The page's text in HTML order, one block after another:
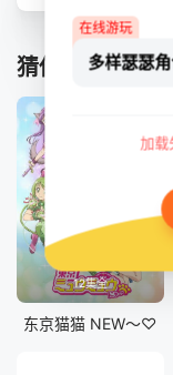
猜你喜欢
12集全
东京猫猫 NEW～♡
在线游玩
多样瑟瑟
加载